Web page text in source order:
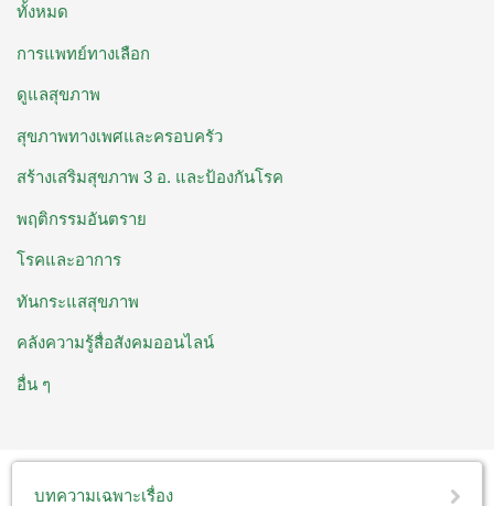
ทั้งหมด
การแพทย์ทางเลือก
ดูแลสุขภาพ
สุขภาพทางเพศและครอบครัว
สร้างเสริมสุขภาพ 3 อ. ​และป้องกันโรค
พฤติกรรมอันตราย
โรคและอาการ
ทันกระแสสุขภาพ
คลังความรู้สื่อสังคมออนไลน์
อื่น ๆ
บทความเฉพาะเรื่อง